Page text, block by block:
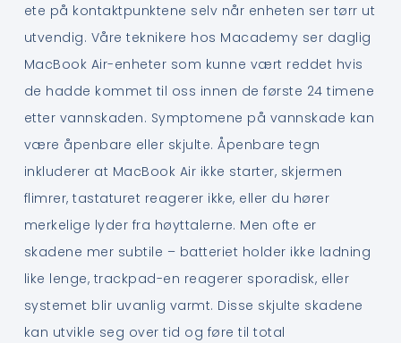
ete på kontaktpunktene selv når enheten ser tørr ut
utvendig. Våre teknikere hos Macademy ser daglig
MacBook Air-enheter som kunne vært reddet hvis
de hadde kommet til oss innen de første 24 timene
etter vannskaden. Symptomene på vannskade kan
være åpenbare eller skjulte. Åpenbare tegn
inkluderer at MacBook Air ikke starter, skjermen
flimrer, tastaturet reagerer ikke, eller du hører
merkelige lyder fra høyttalerne. Men ofte er
skadene mer subtile – batteriet holder ikke ladning
like lenge, trackpad-en reagerer sporadisk, eller
systemet blir uvanlig varmt. Disse skjulte skadene
kan utvikle seg over tid og føre til total